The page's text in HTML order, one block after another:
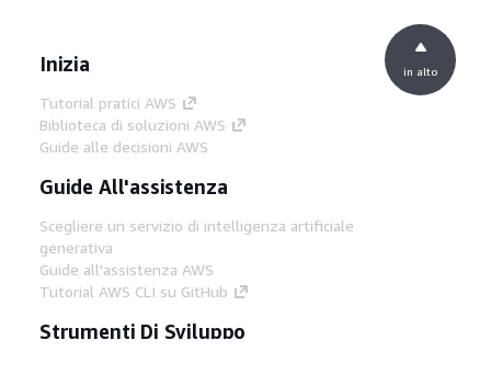
Inizia
Tutorial pratici AWS
Biblioteca di soluzioni AWS
Guide alle decisioni AWS
Guide All'assistenza
Scegliere un servizio di intelligenza artificiale
generativa
Guide all'assistenza AWS
Tutorial AWS CLI su GitHub
Strumenti Di Sviluppo
in alto